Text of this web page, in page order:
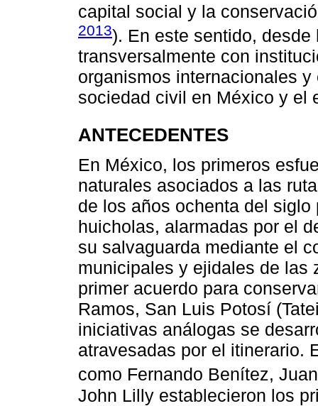
capital social y la
2013). En este sentido,
transversalmente con
organismos internacionales
sociedad civil en México y el
ANTECEDENTES
En México, los primeros
naturales asociados a las
de los años ochenta del
huicholas, alarmadas por el
su salvaguarda mediante el
municipales y ejidales de las
primer acuerdo para
Ramos, San Luis Potosí
iniciativas análogas se
atravesadas por el itinerario.
como Fernando Benítez,
John Lilly establecieron los